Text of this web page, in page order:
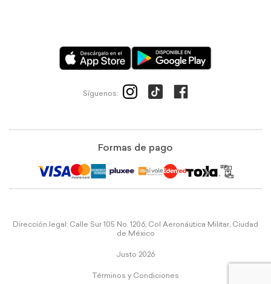
Síguenos:
Formas de pago
Dirección legal: Calle Sur 105 No. 1206, Col Aeronáutica Militar, Ciudad
de México
Justo 2026
Términos y Condiciones